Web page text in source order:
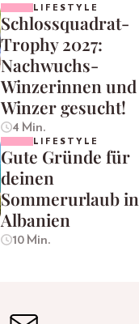
LIFESTYLE
Schlossquadrat-
Trophy 2027:
Nachwuchs-
Winzerinnen und
Winzer gesucht!
4 Min.
LIFESTYLE
Gute Gründe für
deinen
Sommerurlaub in
Albanien
10 Min.